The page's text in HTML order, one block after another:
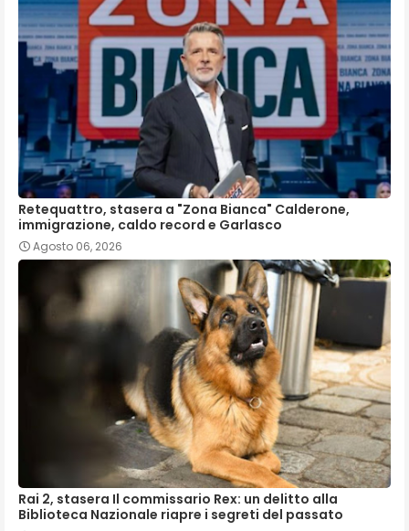
Retequattro, stasera a "Zona Bianca" Calderone,
immigrazione, caldo record e Garlasco
Agosto 06, 2026
Rai 2, stasera Il commissario Rex: un delitto alla
Biblioteca Nazionale riapre i segreti del passato